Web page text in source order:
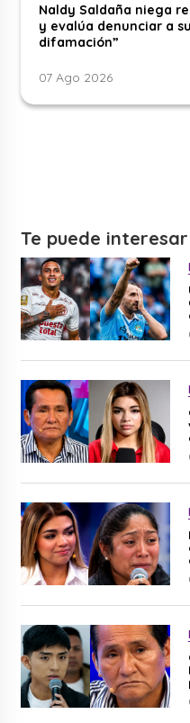
Naldy Saldaña niega
y evalúa denunciar a
difamación”
07 Ago 2026
Te puede interesar